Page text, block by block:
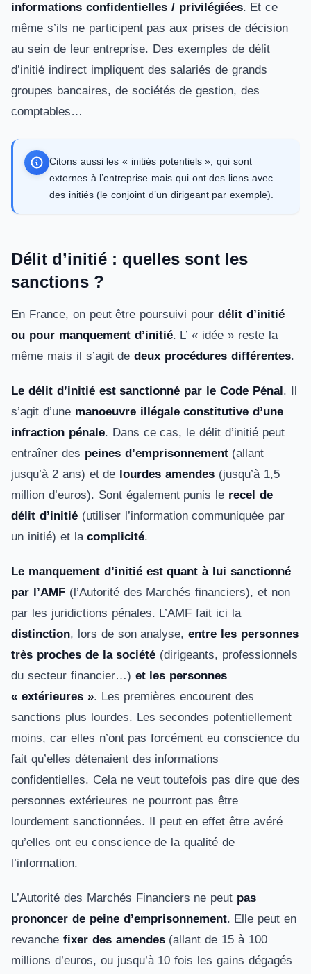
informations confidentielles / privilégiées. Et ce
même s’ils ne participent pas aux prises de décision
au sein de leur entreprise. Des exemples de délit
d’initié indirect impliquent des salariés de grands
groupes bancaires, de sociétés de gestion, des
comptables…
Citons aussi les « initiés potentiels », qui sont
externes à l’entreprise mais qui ont des liens avec
des initiés (le conjoint d’un dirigeant par exemple).
Délit d’initié : quelles sont les
sanctions ?
En France, on peut être poursuivi pour délit d’initié
ou pour manquement d’initié. L’ « idée » reste la
même mais il s’agit dedeux procédures différentes.
Le délit d’initié est sanctionné par le Code Pénal. Il
s’agit d’une manoeuvre illégale constitutive d’une
infraction pénale. Dans ce cas, le délit d’initié peut
entraîner des peines d’emprisonnement(allant
jusqu’à 2 ans) et de lourdes amendes (jusqu’à 1,5
million d’euros). Sont également punis le recel de
délit d’initié(utiliser l’information communiquée par
un initié) et lacomplicité.
Le manquement d’initié est quant à lui sanctionné
par l’AMF(l’Autorité des Marchés financiers), et non
par les juridictions pénales. L’AMF fait ici la
distinction, lors de son analyse,entre les personnes
très proches de la société (dirigeants, professionnels
du secteur financier…) et les personnes
« extérieures ». Les premières encourent des
sanctions plus lourdes. Les secondes potentiellement
moins, car elles n’ont pas forcément eu conscience du
fait qu’elles détenaient des informations
confidentielles. Cela ne veut toutefois pas dire que des
personnes extérieures ne pourront pas être
lourdement sanctionnées. Il peut en effet être avéré
qu’elles ont eu conscience de la qualité de
l’information.
L’Autorité des Marchés Financiers ne peut pas
prononcer de peine d’emprisonnement. Elle peut en
revanche fixer des amendes(allant de 15 à 100
millions d’euros, ou jusqu’à 10 fois les gains dégagés